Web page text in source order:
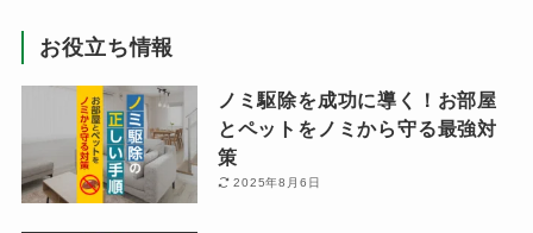
お役立ち情報
ノミ駆除を成功に導く！お部屋
とペットをノミから守る最強対
策
2025年8月6日